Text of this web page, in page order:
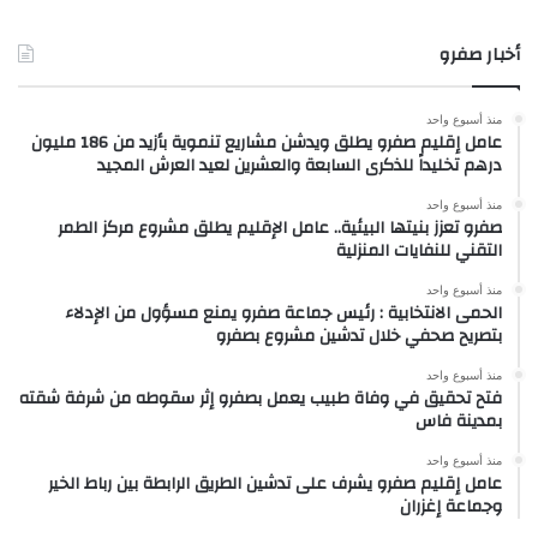
أخبار صفرو
منذ أسبوع واحد
عامل إقليم صفرو يطلق ويدشن مشاريع تنموية بأزيد من 186 مليون
درهم تخليداً للذكرى السابعة والعشرين لعيد العرش المجيد
منذ أسبوع واحد
صفرو تعزز بنيتها البيئية.. عامل الإقليم يطلق مشروع مركز الطمر
التقني للنفايات المنزلية
منذ أسبوع واحد
الحمى الانتخابية : رئيس جماعة صفرو يمنع مسؤول من الإدلاء
بتصريح صحفي خلال تدشين مشروع بصفرو
منذ أسبوع واحد
فتح تحقيق في وفاة طبيب يعمل بصفرو إثر سقوطه من شرفة شقته
بمدينة فاس
منذ أسبوع واحد
عامل إقليم صفرو يشرف على تدشين الطريق الرابطة بين رباط الخير
وجماعة إغزران